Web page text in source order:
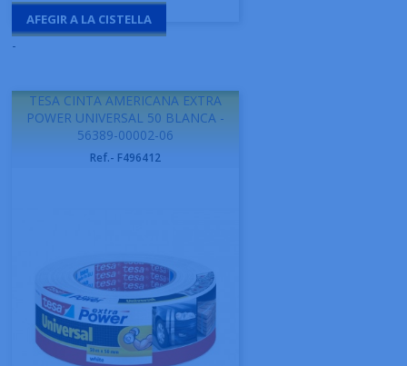
AFEGIR A LA CISTELLA
-
TESA CINTA AMERICANA EXTRA
POWER UNIVERSAL 50 BLANCA -
56389-00002-06
Ref.- F496412